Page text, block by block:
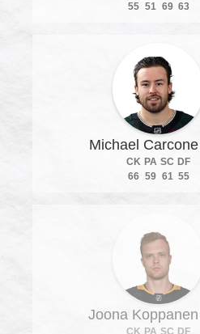
55 51 69 63
Michael
CK PA SC DF
66 59 61 55
Joona
CK PA SC DF